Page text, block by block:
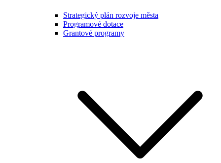
Strategický plán rozvoje města
Programové dotace
Grantové programy